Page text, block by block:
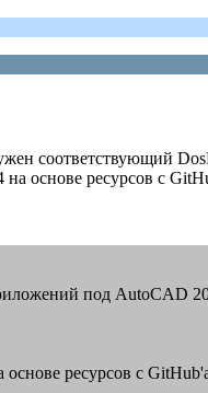
соответствующий
основе ресурсов с
под AutoCAD
ресурсов с